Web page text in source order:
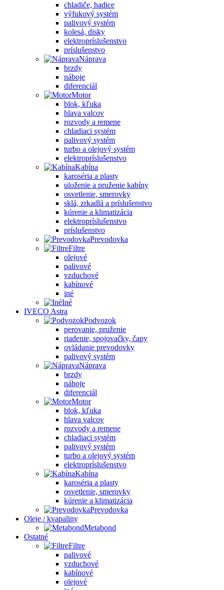
chladiče, hadice
výfukový systém
palivový systém
kolesá, disky
elektropríslušenstvo
príslušenstvo
Náprava
brzdy
náboje
diferenciál
Motor
blok, kľuka
hlava valcov
rozvody a remene
chladiaci systém
palivový systém
turbo a olejový systém
elektropríslušenstvo
Kabína
karoséria a plasty
uloženie a pruženie kabíny
osvetlenie, smerovky
sklá, zrkadlá a príslušenstvo
kúrenie a klimatizácia
elektropríslušenstvo
príslušenstvo
Prevodovka
Filtre
olejové
palivové
vzduchové
kabínové
iné
Iné
IVECO Astra
Podvozok
perovanie, pruženie
riadenie, spojovačky, čapy
ovládanie prevodovky
palivový systém
Náprava
brzdy
náboje
diferenciál
Motor
blok, kľuka
hlava valcov
rozvody a remene
chladiaci systém
palivový systém
turbo a olejový systém
elektropríslušenstvo
Kabína
karoséria a plasty
osvetlenie, smerovky
kúrenie a klimatizácia
Prevodovka
Oleje / kvapaliny
Metabond
Ostatné
Filtre
palivové
vzduchové
kabínové
olejové